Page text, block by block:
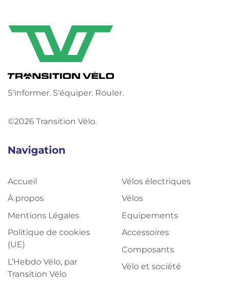
S'informer. S'équiper. Rouler.
©2026 Transition Vélo.
Navigation
Accueil
À propos
Mentions Légales
Politique de cookies
(UE)
L’Hebdo Vélo, par
Transition Vélo
Vélos électriques
Vélos
Equipements
Accessoires
Composants
Vélo et société